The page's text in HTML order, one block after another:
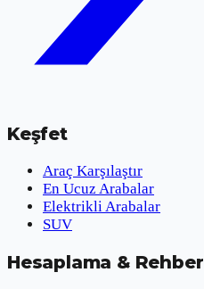
Keşfet
Araç Karşılaştır
En Ucuz Arabalar
Elektrikli Arabalar
SUV
Hesaplama & Rehber